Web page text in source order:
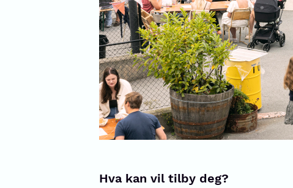
Hva kan vil tilby deg?